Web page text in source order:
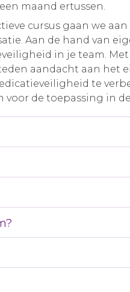
maand ertussen.
cursus gaan we
Aan de hand van
in je team.
aandacht aan het
te
voor de toepassing in